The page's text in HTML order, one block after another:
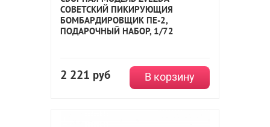
СОВЕТСКИЙ ПИКИРУЮЩИЯ
БОМБАРДИРОВЩИК ПЕ-2,
ПОДАРОЧНЫЙ НАБОР, 1/72
2 221 руб В корзину